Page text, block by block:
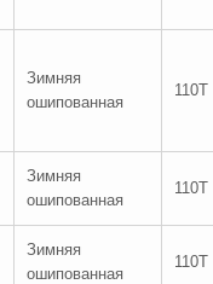
Зимняя
ошипованная
110T
Зимняя
ошипованная
110T
Зимняя
ошипованная
110T